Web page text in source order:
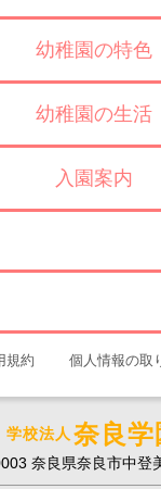
幼稚園の特色
幼稚園の生活
入園案内
規約 個人情報の取
学校法人 奈良学
奈良県奈良市中登